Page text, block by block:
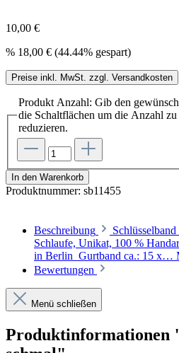
10,00 €
% 18,00 € (44.44% gespart)
Preise inkl. MwSt. zzgl. Versandkosten
Produkt Anzahl: Gib den
die Schaltflächen um die Anzahl zu
reduzieren.
In den Warenkorb
Produktnummer: sb11455
Beschreibung
Schlaufe, Unikat, 100 %
in Berlin Gurtband ca.: 15 x…
Bewertungen
Menü schließen
Produktinformationen